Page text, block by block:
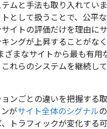
ムと手法も取り入れてい
として扱うことで、公平
イトの評価だけを理由に
ングが上昇することがなく
ざまなサイトから最も有用
れらのシステムを継続し
ンごとの違いを把握する
がサイト全体のシグナル
トラフィックが変化する